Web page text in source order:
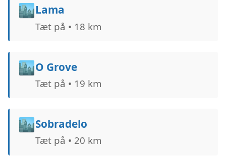
🏙️Lama
Tæt på • 18 km
🏙️O Grove
Tæt på • 19 km
🏙️Sobradelo
Tæt på • 20 km